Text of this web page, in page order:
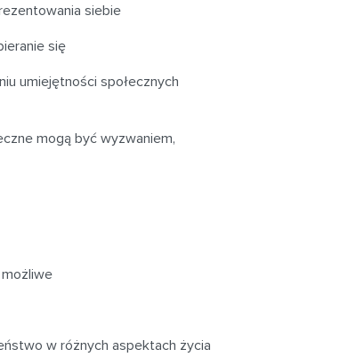
siebie
się
umiejętności społecznych
mogą być wyzwaniem,
w różnych aspektach życia